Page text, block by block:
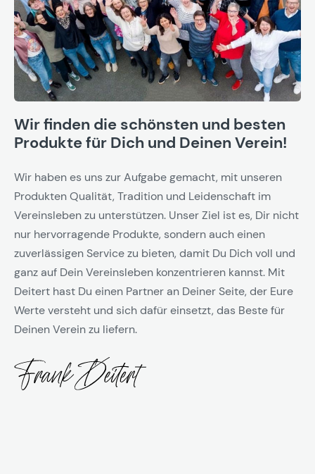
Wir finden die schönsten und besten
Produkte für Dich und Deinen Verein!
Wir haben es uns zur Aufgabe gemacht, mit unseren
Produkten Qualität, Tradition und Leidenschaft im
Vereinsleben zu unterstützen. Unser Ziel ist es, Dir nicht
nur hervorragende Produkte, sondern auch einen
zuverlässigen Service zu bieten, damit Du Dich voll und
ganz auf Dein Vereinsleben konzentrieren kannst. Mit
Deitert hast Du einen Partner an Deiner Seite, der Eure
Werte versteht und sich dafür einsetzt, das Beste für
Deinen Verein zu liefern.